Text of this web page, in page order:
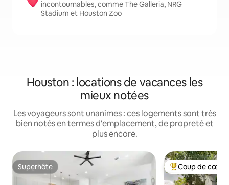
incontournables, comme The Galleria, NRG
Stadium et Houston Zoo
Houston : locations de vacances les
mieux notées
Les voyageurs sont unanimes : ces logements sont très
bien notés en termes d'emplacement, de propreté et
plus encore.
Superhôte
Superhôte Coups de cœur
Coup de cœur